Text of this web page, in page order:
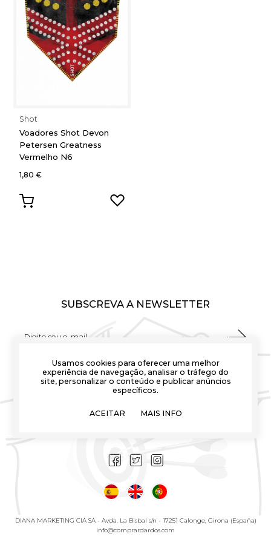
Usamos cookies para oferecer uma melhor
experiência de navegação, analisar o tráfego do
site, personalizar o conteúdo e publicar anúncios
específicos.
ACEITAR MAIS INFO
Shot
Voadores Shot Devon
Petersen Greatness
Vermelho N6
1,80 €
SUBSCREVA A NEWSLETTER
Eu fui capaz de ler e entender as informações sobre o uso
de meus dados pessoais explicados noPolítica de
Privacidade
Compradardos por email
DIANA MARKETING CIA SA - Avda. La Bisbal s/n - 17251 Calonge, Girona (España)
info@comprardardos.com